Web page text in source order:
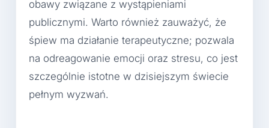
obawy związane z wystąpieniami
publicznymi. Warto również zauważyć, że
śpiew ma działanie terapeutyczne; pozwala
na odreagowanie emocji oraz stresu, co jest
szczególnie istotne w dzisiejszym świecie
pełnym wyzwań.